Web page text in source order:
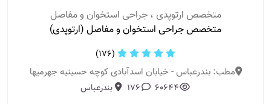
متخصص ارتوپدی ، جراحی استخوان و مفاصل
متخصص جراحی استخوان و مفاصل (ارتوپدی)
(176)
مطب: بندرعباس - خیابان اسدآبادی کوچه حسینیه جهرمیها
60644
176 بندرعباس